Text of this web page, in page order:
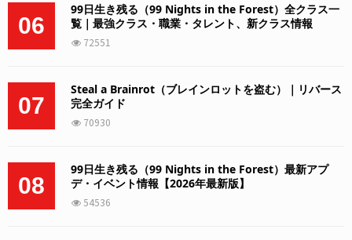
06
99日生き残る（99 Nights in the Forest）全クラス一
覧｜最強クラス・職業・タレント、新クラス情報
72551
07
Steal a Brainrot（ブレインロットを盗む）｜リバース
完全ガイド
70930
08
99日生き残る（99 Nights in the Forest）最新アプ
デ・イベント情報【2026年最新版】
54536